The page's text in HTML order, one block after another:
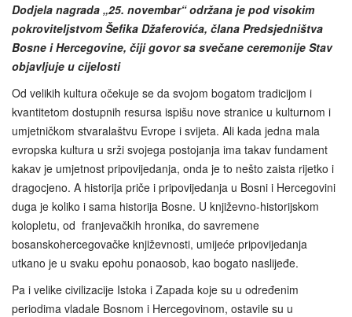
Dodjela nagrada „25. novembar“ održana je pod visokim
pokroviteljstvom Šefika Džaferovića, člana Predsjedništva
Bosne i Hercegovine, čiji govor sa svečane ceremonije Stav
objavljuje u cijelosti
Od velikih kultura očekuje se da svojom bogatom tradicijom i
kvantitetom dostupnih resursa ispišu nove stranice u kulturnom i
umjetničkom stvaralaštvu Evrope i svijeta. Ali kada jedna mala
evropska kultura u srži svojega postojanja ima takav fundament
kakav je umjetnost pripovijedanja, onda je to nešto zaista rijetko i
dragocjeno. A historija priče i pripovijedanja u Bosni i Hercegovini
duga je koliko i sama historija Bosne. U književno-historijskom
kolopletu, od franjevačkih hronika, do savremene
bosanskohercegovačke književnosti, umijeće pripovijedanja
utkano je u svaku epohu ponaosob, kao bogato naslijeđe.
Pa i velike civilizacije Istoka i Zapada koje su u određenim
periodima vladale Bosnom i Hercegovinom, ostavile su u